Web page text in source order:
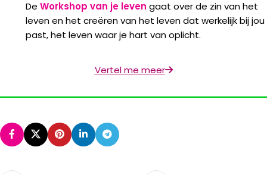
De Workshop van je leven gaat over de zin van het
leven en het creëren van het leven dat werkelijk bij jou
past, het leven waar je hart van oplicht.
Vertel me meer